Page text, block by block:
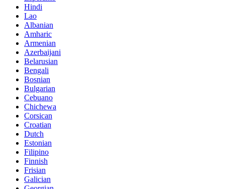
Hindi
Lao
Albanian
Amharic
Armenian
Azerbaijani
Belarusian
Bengali
Bosnian
Bulgarian
Cebuano
Chichewa
Corsican
Croatian
Dutch
Estonian
Filipino
Finnish
Frisian
Galician